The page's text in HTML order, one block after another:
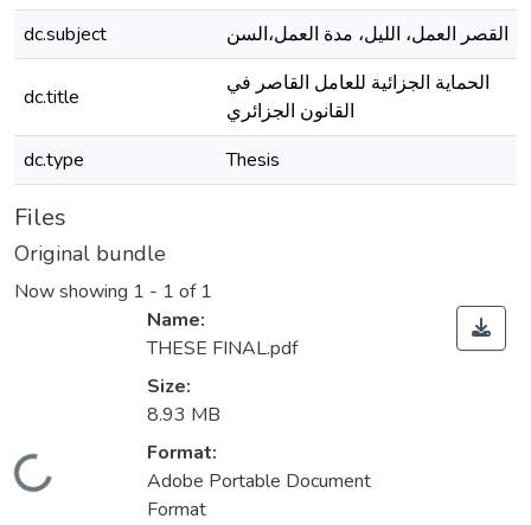
dc.subject
القصر العمل، الليل، مدة العمل،السن
dc.title
الحماية الجزائية للعامل القاصر في
القانون الجزائري
dc.type
Thesis
Files
Original bundle
Now showing 1 - 1 of 1
Loading...
Name:
THESE FINAL.pdf
Size:
8.93 MB
Format:
Adobe Portable Document
Format